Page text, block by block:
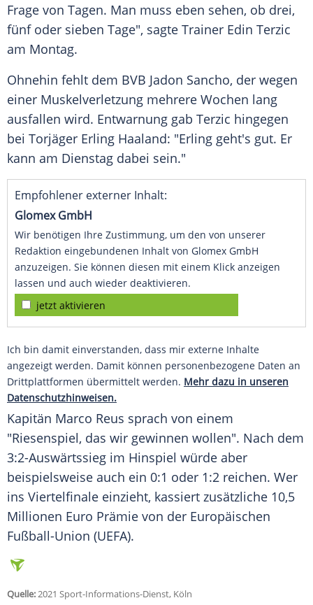
Frage von Tagen. Man muss eben sehen, ob drei,
fünf oder sieben Tage", sagte Trainer Edin Terzic
am Montag.
Ohnehin fehlt dem BVB Jadon Sancho, der wegen
einer Muskelverletzung mehrere Wochen lang
ausfallen wird. Entwarnung gab Terzic hingegen
bei Torjäger Erling Haaland: "Erling geht's gut. Er
kann am Dienstag dabei sein."
Empfohlener externer Inhalt:
Glomex GmbH
Wir benötigen Ihre Zustimmung, um den von unserer
Redaktion eingebundenen Inhalt von Glomex GmbH
anzuzeigen. Sie können diesen mit einem Klick anzeigen
lassen und auch wieder deaktivieren.
jetzt aktivieren
Ich bin damit einverstanden, dass mir externe Inhalte
angezeigt werden. Damit können personenbezogene Daten an
Drittplattformen übermittelt werden. Mehr dazu in unseren
Datenschutzhinweisen.
Kapitän Marco Reus sprach von einem
"Riesenspiel, das wir gewinnen wollen". Nach dem
3:2-Auswärtssieg im Hinspiel würde aber
beispielsweise auch ein 0:1 oder 1:2 reichen. Wer
ins Viertelfinale einzieht, kassiert zusätzliche 10,5
Millionen Euro Prämie von der Europäischen
Fußball-Union (UEFA).
Quelle:2021 Sport-Informations-Dienst, Köln